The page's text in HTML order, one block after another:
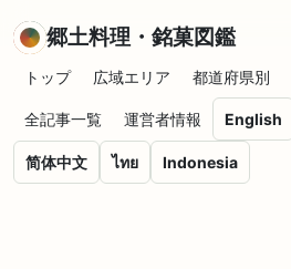
郷土料理・銘菓図鑑
トップ 広域エリア 都道府県別
全記事一覧 運営者情報 English
简体中文 ไทย Indonesia